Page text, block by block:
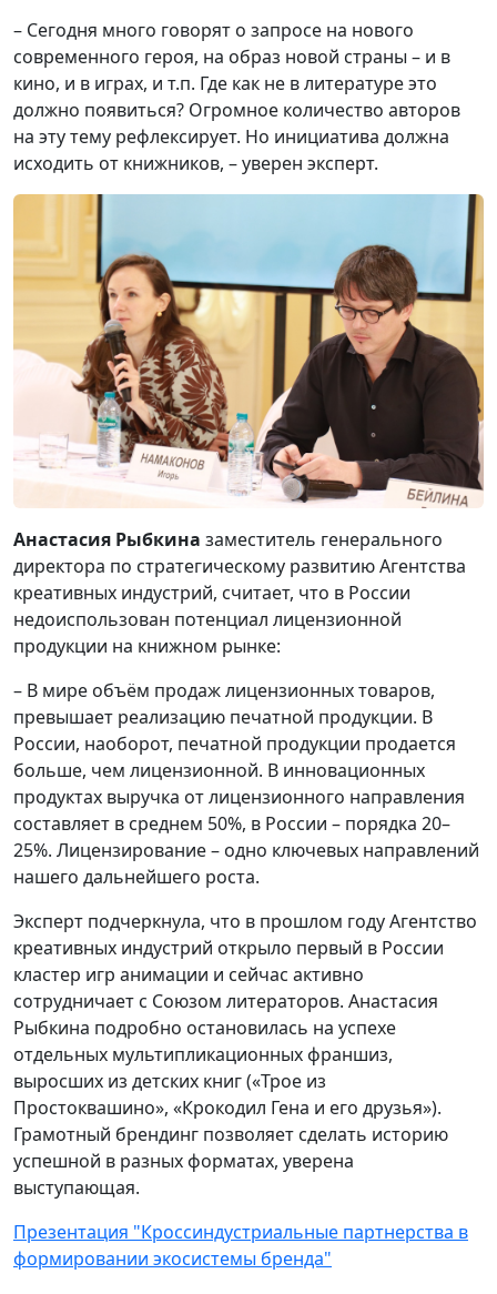
– Сегодня много говорят о запросе на нового
современного героя, на образ новой страны – и в
кино, и в играх, и т.п. Где как не в литературе это
должно появиться? Огромное количество авторов
на эту тему рефлексирует. Но инициатива должна
исходить от книжников, – уверен эксперт.
Анастасия Рыбкина заместитель генерального
директора по стратегическому развитию Агентства
креативных индустрий, считает, что в России
недоиспользован потенциал лицензионной
продукции на книжном рынке:
– В мире объём продаж лицензионных товаров,
превышает реализацию печатной продукции. В
России, наоборот, печатной продукции продается
больше, чем лицензионной. В инновационных
продуктах выручка от лицензионного направления
составляет в среднем 50%, в России – порядка 20–
25%. Лицензирование – одно ключевых направлений
нашего дальнейшего роста.
Эксперт подчеркнула, что в прошлом году Агентство
креативных индустрий открыло первый в России
кластер игр анимации и сейчас активно
сотрудничает с Союзом литераторов. Анастасия
Рыбкина подробно остановилась на успехе
отдельных мультипликационных франшиз,
выросших из детских книг («Трое из
Простоквашино», «Крокодил Гена и его друзья»).
Грамотный брендинг позволяет сделать историю
успешной в разных форматах, уверена
выступающая.
Презентация "Кроссиндустриальные партнерства в
формировании экосистемы бренда"